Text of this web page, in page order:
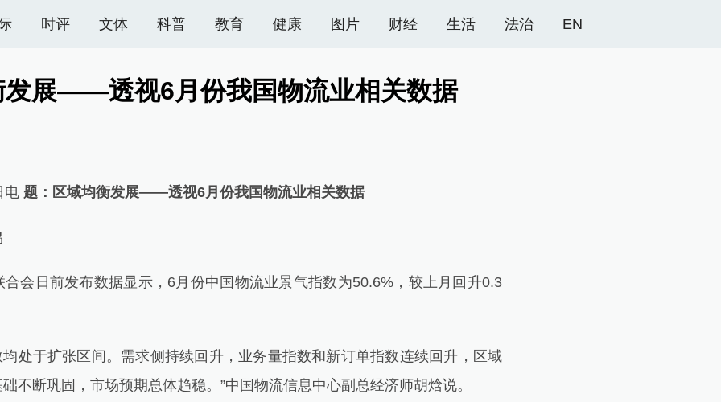
时评 文体 科普 教育 健康 图片 财经 生活 法治 EN
发展——透视6月份我国物流业相关数据
题：区域均衡发展——透视6月份我国物流业相关数据
日前发布数据显示，6月份中国物流业景气指数为50.6%，较上月回升0.3
于扩张区间。需求侧持续回升，业务量指数和新订单指数连续回升，区域
不断巩固，市场预期总体趋稳。”中国物流信息中心副总经济师胡焓说。